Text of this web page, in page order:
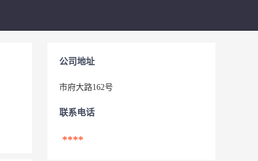
公司地址
市府大路162号
联系电话
****